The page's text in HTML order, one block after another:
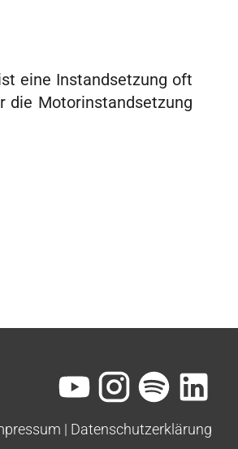
eine Instandsetzung oft
die Motorinstandsetzung
| Datenschutzerklärung